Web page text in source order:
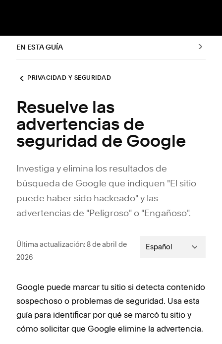
EN ESTA GUÍA
PRIVACIDAD Y SEGURIDAD
Resuelve las
advertencias de
seguridad de Google
Investiga y elimina los resultados de
búsqueda de Google que indiquen "El sitio
puede haber sido hackeado" y las
advertencias de "Peligroso" o "Engañoso".
Última actualización: 8 de abril de
2026
Español
Google puede marcar tu sitio si detecta contenido
sospechoso o problemas de seguridad. Usa esta
guía para identificar por qué se marcó tu sitio y
cómo solicitar que Google elimine la advertencia.